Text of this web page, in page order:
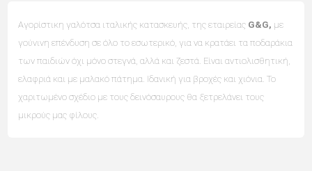
Αγορίστικη γαλότσα ιταλικής κατασκευής, της εταιρείας G&G, με
γούνινη επένδυση σε όλο το εσωτερικό, για να κρατάει τα ποδαράκια
των παιδιών όχι μόνο στεγνά, αλλά και ζεστά. Είναι αντιολισθητική,
ελαφριά και με μαλακό πάτημα. Ιδανική για βροχές και χιόνια. Το
χαριτωμένο σχέδιο με τους δεινόσαυρους θα ξετρελάνει τους
μικρούς μας φίλους.